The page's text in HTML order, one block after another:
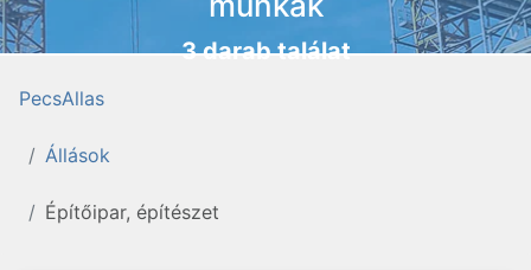
3 darab találat
PecsAllas
Állások
Építőipar, építészet